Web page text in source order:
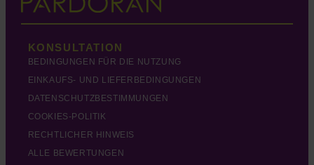
KONSULTATION
BEDINGUNGEN FÜR DIE NUTZUNG
EINKAUFS- UND LIEFERBEDINGUNGEN
DATENSCHUTZBESTIMMUNGEN
COOKIES-POLITIK
RECHTLICHER HINWEIS
ALLE BEWERTUNGEN